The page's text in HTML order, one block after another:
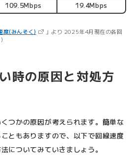
109.5Mbps 19.4Mbps
度(みんそく)（新しいタブで開きます）
」より 2025年4月現在の各回
時の原因と対処方
つかの原因が考えられます。簡単な
ともありますので、以下で回線速度
についてみていきましょう。